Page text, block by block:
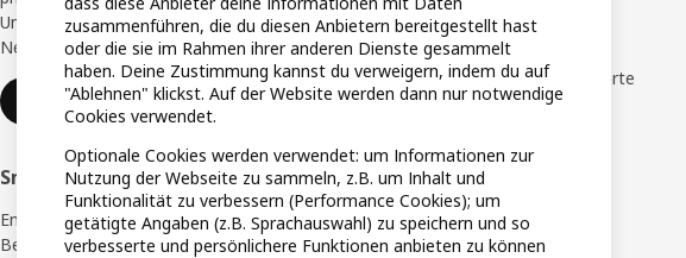
Unternehmen mit dem IKEA Business
Network. Ganz kostenlos.
Registrieren oder anmelden
Smårt einkaufen mit der IKEA App
Entdecke die IKEA App – dein praktischer
Begleiter für Inspiration, Planung und
Angebote
IKEA Geschenkkarte
Planung
Kaufhilfen
zusammenführen, die du diesen Anbietern bereitgestellt hast
oder die sie im Rahmen ihrer anderen Dienste gesammelt
haben. Deine Zustimmung kannst du verweigern, indem du auf
"Ablehnen" klickst. Auf der Website werden dann nur notwendige
Cookies verwendet.
Optionale Cookies werden verwendet: um Informationen zur
Nutzung der Webseite zu sammeln, z.B. um Inhalt und
Funktionalität zu verbessern (Performance Cookies); um
getätigte Angaben (z.B. Sprachauswahl) zu speichern und so
verbesserte und persönlichere Funktionen anbieten zu können